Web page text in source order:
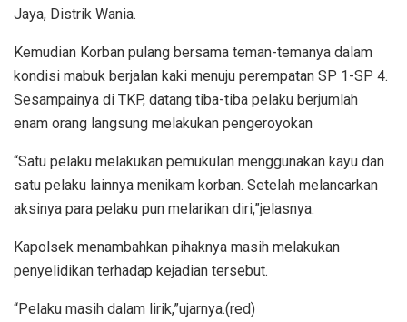
Jaya, Distrik Wania.
Kemudian Korban pulang bersama teman-temanya dalam
kondisi mabuk berjalan kaki menuju perempatan SP 1-SP 4.
Sesampainya di TKP, datang tiba-tiba pelaku berjumlah
enam orang langsung melakukan pengeroyokan
“Satu pelaku melakukan pemukulan menggunakan kayu dan
satu pelaku lainnya menikam korban. Setelah melancarkan
aksinya para pelaku pun melarikan diri,”jelasnya.
Kapolsek menambahkan pihaknya masih melakukan
penyelidikan terhadap kejadian tersebut.
“Pelaku masih dalam lirik,”ujarnya.(red)